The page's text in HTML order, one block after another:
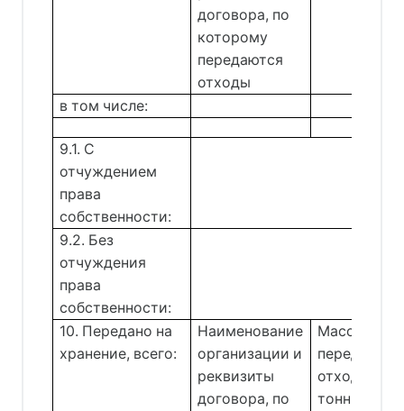
договора, по
которому
передаются
отходы
в том числе:
9.1. С
отчуждением
права
собственности:
9.2. Без
отчуждения
права
собственности:
10. Передано на
хранение, всего:
Наименование
организации и
реквизиты
договора, по
Масса
переданных
отходов,
тонн